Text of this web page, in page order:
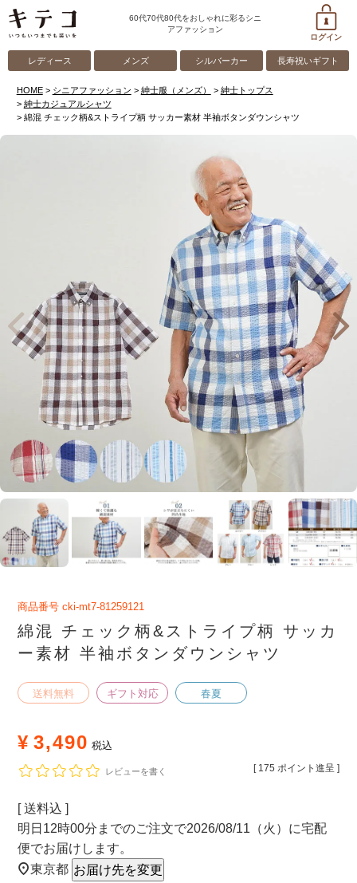
60代70代80代をおしゃれに彩るシニ
アファッション
ログイン
レディース メンズ シルバーカー 長寿祝いギフト
HOME シニアファッション 紳士服（メンズ）
紳士トップス
紳士カジュアルシャツ
綿混 チェック柄&ストライプ柄 サッカー素材 半袖ボタンダウンシャツ
商品番号 cki-mt7-81259121
綿混 チェック柄&ストライプ柄 サッカ
ー素材 半袖ボタンダウンシャツ
送料無料 ギフト対応 春夏
¥ 3,490 税込
[ 175 ポイント進呈 ]
レビューを書く
送料込
明日 12時00分 までのご注文で2026/08/11（火） に宅配
便でお届けします。
東京都 お届け先を変更